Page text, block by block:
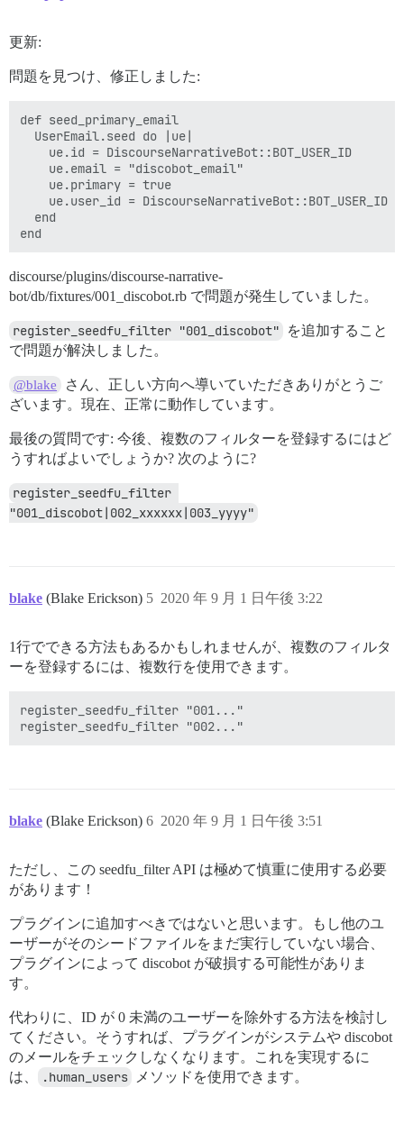
更新:
問題を見つけ、修正しました:
def seed_primary_email
  UserEmail.seed do |ue|
    ue.id = DiscourseNarrativeBot::BOT_USER_ID
    ue.email = "discobot_email"
    ue.primary = true
    ue.user_id = DiscourseNarrativeBot::BOT_USER_ID
  end
discourse/plugins/discourse-narrative-
bot/db/fixtures/001_discobot.rb で問題が発生していました。
register_seedfu_filter "001_discobot"
を追加すること
で問題が解決しました。
@blake
さん、正しい方向へ導いていただきありがとうご
ざいます。現在、正常に動作しています。
最後の質問です: 今後、複数のフィルターを登録するにはど
うすればよいでしょうか? 次のように?
register_seedfu_filter
"001_discobot|002_xxxxxx|003_yyyy"
blake (Blake Erickson) 2020 年 9 月 1 日午後 3:22
5
1行でできる方法もあるかもしれませんが、複数のフィルタ
ーを登録するには、複数行を使用できます。
register_seedfu_filter "001..."
blake (Blake Erickson) 2020 年 9 月 1 日午後 3:51
6
ただし、この seedfu_filter API は極めて慎重に使用する必要
があります！
プラグインに追加すべきではないと思います。もし他のユ
ーザーがそのシードファイルをまだ実行していない場合、
プラグインによって discobot が破損する可能性がありま
す。
代わりに、ID が 0 未満のユーザーを除外する方法を検討し
てください。そうすれば、プラグインがシステムや discobot
のメールをチェックしなくなります。これを実現するに
は、
.human_users メソッドを使用できます。